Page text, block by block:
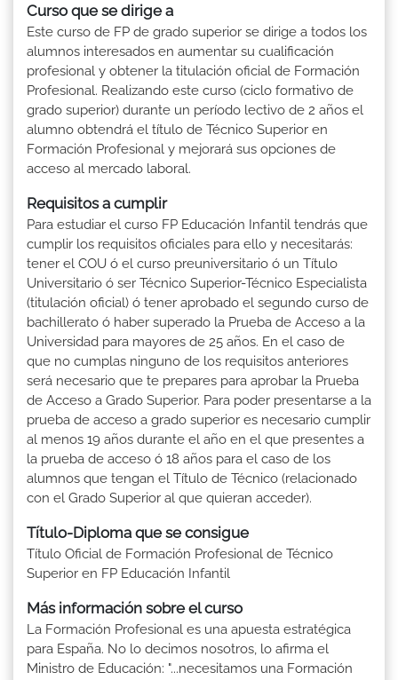
Curso que se dirige a
Este curso de FP de grado superior se dirige a todos los
alumnos interesados en aumentar su cualificación
profesional y obtener la titulación oficial de Formación
Profesional. Realizando este curso (ciclo formativo de
grado superior) durante un período lectivo de 2 años el
alumno obtendrá el título de Técnico Superior en
Formación Profesional y mejorará sus opciones de
acceso al mercado laboral.
Requisitos a cumplir
Para estudiar el curso FP Educación Infantil tendrás que
cumplir los requisitos oficiales para ello y necesitarás:
tener el COU ó el curso preuniversitario ó un Título
Universitario ó ser Técnico Superior-Técnico Especialista
(titulación oficial) ó tener aprobado el segundo curso de
bachillerato ó haber superado la Prueba de Acceso a la
Universidad para mayores de 25 años. En el caso de
que no cumplas ninguno de los requisitos anteriores
será necesario que te prepares para aprobar la Prueba
de Acceso a Grado Superior. Para poder presentarse a la
prueba de acceso a grado superior es necesario cumplir
al menos 19 años durante el año en el que presentes a
la prueba de acceso ó 18 años para el caso de los
alumnos que tengan el Título de Técnico (relacionado
con el Grado Superior al que quieran acceder).
Título-Diploma que se consigue
Título Oficial de Formación Profesional de Técnico
Superior en FP Educación Infantil
Más información sobre el curso
La Formación Profesional es una apuesta estratégica
para España. No lo decimos nosotros, lo afirma el
Ministro de Educación: "...necesitamos una Formación